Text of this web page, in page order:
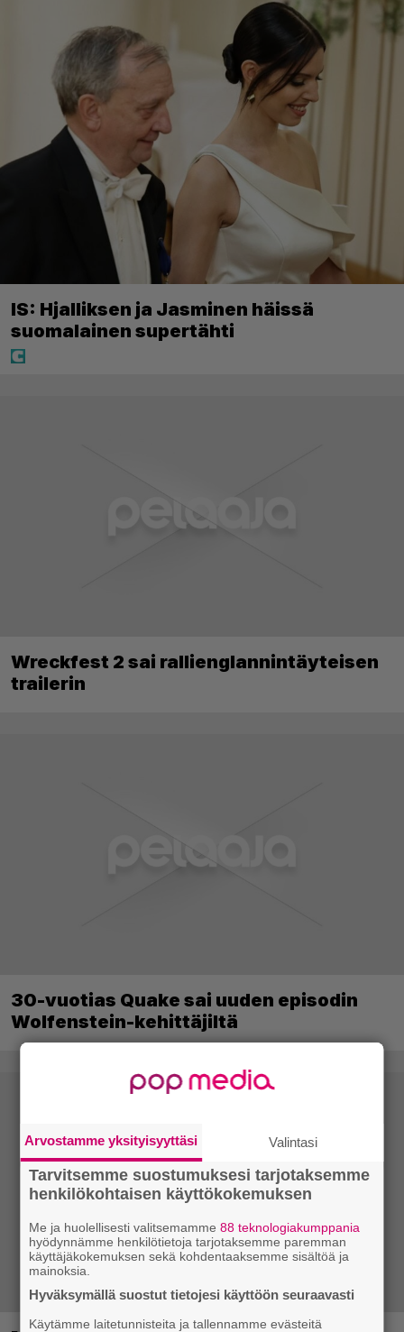
IS: Hjalliksen ja Jasminen häissä
suomalainen supertähti
Wreckfest 2 sai rallienglannintäyteisen
trailerin
30-vuotias Quake sai uuden episodin
Wolfenstein-kehittäjiltä
Arvostamme yksityisyyttäsi Valintasi
Tarvitsemme suostumuksesi tarjotaksemme
henkilökohtaisen käyttökokemuksen
Me ja huolellisesti valitsemamme88 teknologiakumppania
hyödynnämme henkilötietoja tarjotaksemme paremman
käyttäjäkokemuksen sekä kohdentaaksemme sisältöä ja
mainoksia.
Hyväksymällä suostut tietojesi käyttöön seuraavasti
Käytämme laitetunnisteita ja tallennamme evästeitä